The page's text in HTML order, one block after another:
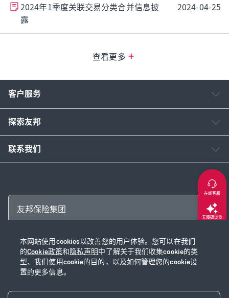
2024年1季度关联交易分类合并信息披
露
2024-04-25
查看更多 +
本网站使用cookies以改善您的用户体验。您可以在我们
的Cookie政策和隐私声明中了解关于我们收集cookie的类
型、我们使用cookie的目的，以及如何管理您的cookie设
置的更多信息。
客户服务
探索友邦
联系我们
友邦保险集团
Copyright © 2026 友邦保险控股有限公司及其附属公司
网站使用说明|隐私声明|Cookie政策 |沪ICP备2020028590号-1|沪公网安
备31010102003115号
在线客服
无障碍浏览